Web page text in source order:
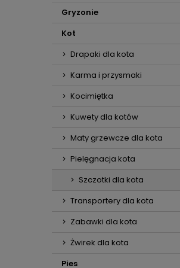
Gryzonie
Kot
Drapaki dla kota
Karma i przysmaki
Kocimiętka
Kuwety dla kotów
Maty grzewcze dla kota
Pielęgnacja kota
Szczotki dla kota
Transportery dla kota
Zabawki dla kota
Żwirek dla kota
Pies